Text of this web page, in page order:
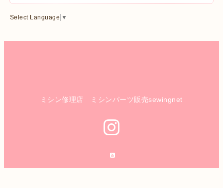
Select Language ▼
ミシン修理店 ミシンパーツ販売sewingnet